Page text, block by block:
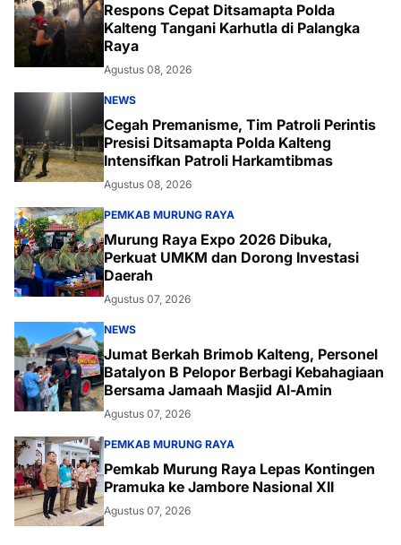
Respons Cepat Ditsamapta Polda
Kalteng Tangani Karhutla di Palangka
Raya
Agustus 08, 2026
NEWS
Cegah Premanisme, Tim Patroli Perintis
Presisi Ditsamapta Polda Kalteng
Intensifkan Patroli Harkamtibmas
Agustus 08, 2026
PEMKAB MURUNG RAYA
Murung Raya Expo 2026 Dibuka,
Perkuat UMKM dan Dorong Investasi
Daerah
Agustus 07, 2026
NEWS
Jumat Berkah Brimob Kalteng, Personel
Batalyon B Pelopor Berbagi Kebahagiaan
Bersama Jamaah Masjid Al-Amin
Agustus 07, 2026
PEMKAB MURUNG RAYA
Pemkab Murung Raya Lepas Kontingen
Pramuka ke Jambore Nasional XII
Agustus 07, 2026